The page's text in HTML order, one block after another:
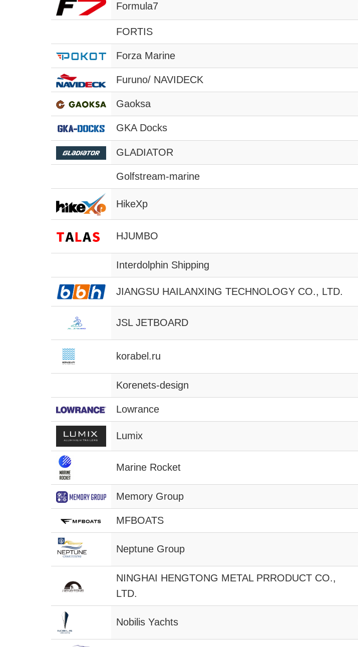
Formula7
FORTIS
Forza Marine
Furuno/ NAVIDECK
Gaoksa
GKA Docks
GLADIATOR
Golfstream-marine
HikeXp
HJUMBO
Interdolphin Shipping
JIANGSU HAILANXING TECHNOLOGY CO., LTD.
JSL JETBOARD
korabel.ru
Korenets-design
Lowrance
Lumix
Marine Rocket
Memory Group
MFBOATS
Neptune Group
NINGHAI HENGTONG METAL PRRODUCT CO.,
LTD.
Nobilis Yachts